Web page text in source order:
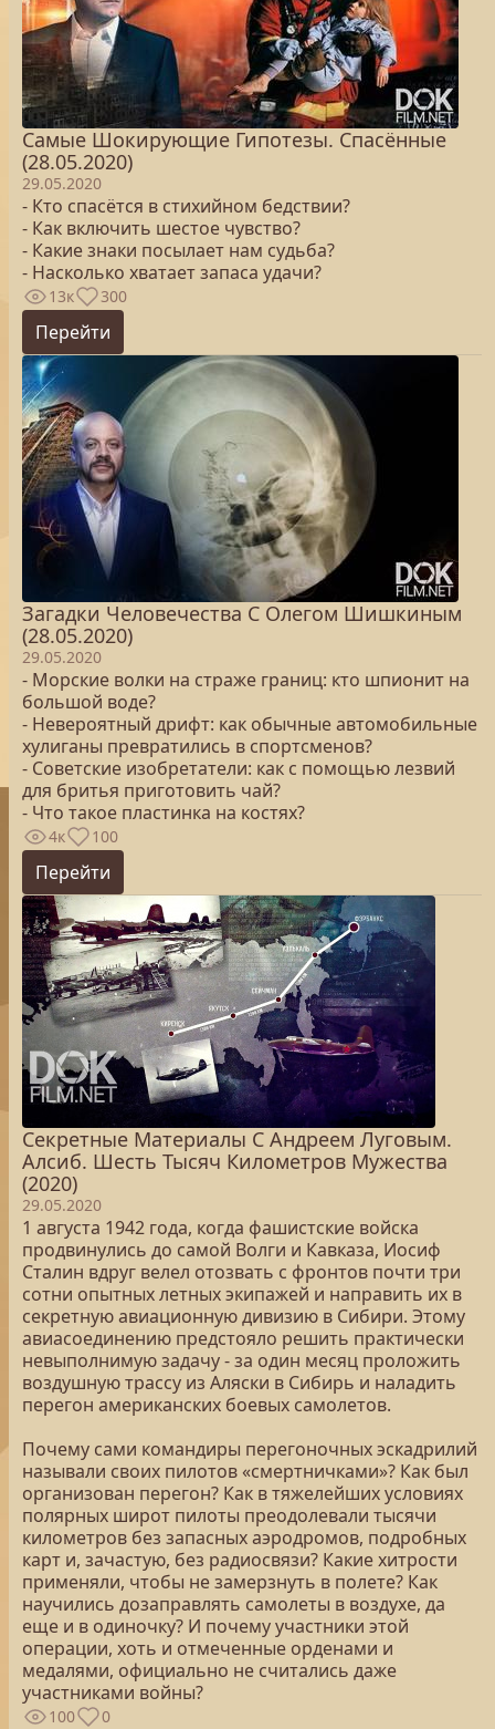
Самые Шокирующие Гипотезы. Спасённые
(28.05.2020)
29.05.2020
- Кто спасётся в стихийном бедствии?
- Как включить шестое чувство?
- Какие знаки посылает нам судьба?
- Насколько хватает запаса удачи?
13к 300
Перейти
Загадки Человечества С Олегом Шишкиным
(28.05.2020)
29.05.2020
- Морские волки на страже границ: кто шпионит на
большой воде?
- Невероятный дрифт: как обычные автомобильные
хулиганы превратились в спортсменов?
- Советские изобретатели: как с помощью лезвий
для бритья приготовить чай?
- Что такое пластинка на костях?
4к 100
Перейти
Секретные Материалы С Андреем Луговым.
Алсиб. Шесть Тысяч Километров Мужества
(2020)
29.05.2020
1 августа 1942 года, когда фашистские войска
продвинулись до самой Волги и Кавказа, Иосиф
Сталин вдруг велел отозвать с фронтов почти три
сотни опытных летных экипажей и направить их в
секретную авиационную дивизию в Сибири. Этому
авиасоединению предстояло решить практически
невыполнимую задачу - за один месяц проложить
воздушную трассу из Аляски в Сибирь и наладить
перегон американских боевых самолетов.
Почему сами командиры перегоночных эскадрилий
называли своих пилотов «смертничками»? Как был
организован перегон? Как в тяжелейших условиях
полярных широт пилоты преодолевали тысячи
километров без запасных аэродромов, подробных
карт и, зачастую, без радиосвязи? Какие хитрости
применяли, чтобы не замерзнуть в полете? Как
научились дозаправлять самолеты в воздухе, да
еще и в одиночку? И почему участники этой
операции, хоть и отмеченные орденами и
медалями, официально не считались даже
участниками войны?
100 0